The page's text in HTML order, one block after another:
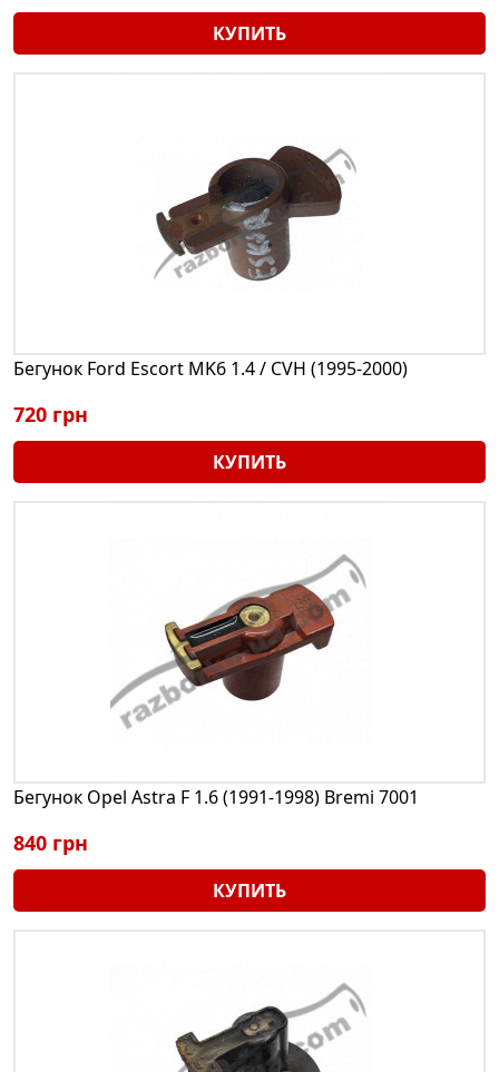
КУПИТЬ
Бегунок Ford Escort MK6 1.4 / CVH (1995-2000)
720 грн
КУПИТЬ
Бегунок Opel Astra F 1.6 (1991-1998) Bremi 7001
840 грн
КУПИТЬ